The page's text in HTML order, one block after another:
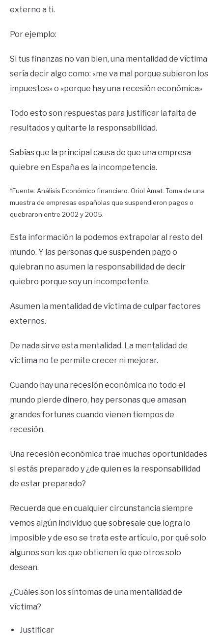
externo a ti.
Por ejemplo:
Si tus finanzas no van bien, una mentalidad de víctima
sería decir algo como: «me va mal porque subieron los
impuestos» o «porque hay una recesión económica»
Todo esto son respuestas para justificar la falta de
resultados y quitarte la responsabilidad.
Sabías que la principal causa de que una empresa
quiebre en España es la incompetencia.
*Fuente: Análisis Económico financiero. Oriol Amat. Toma de una
muestra de empresas españolas que suspendieron pagos o
quebraron entre 2002 y 2005.
Esta información la podemos extrapolar al resto del
mundo. Y las personas que suspenden pago o
quiebran no asumen la responsabilidad de decir
quiebro porque soy un incompetente.
Asumen la mentalidad de víctima de culpar factores
externos.
De nada sirve esta mentalidad. La mentalidad de
víctima no te permite crecer ni mejorar.
Cuando hay una recesión económica no todo el
mundo pierde dinero, hay personas que amasan
grandes fortunas cuando vienen tiempos de
recesión.
Una recesión económica trae muchas oportunidades
si estás preparado y ¿de quien es la responsabilidad
de estar preparado?
Recuerda que en cualquier circunstancia siempre
vemos algún individuo que sobresale que logra lo
imposible y de eso se trata este artículo, por qué solo
algunos son los que obtienen lo que otros solo
desean.
¿Cuáles son los síntomas de una mentalidad de
víctima?
Justificar